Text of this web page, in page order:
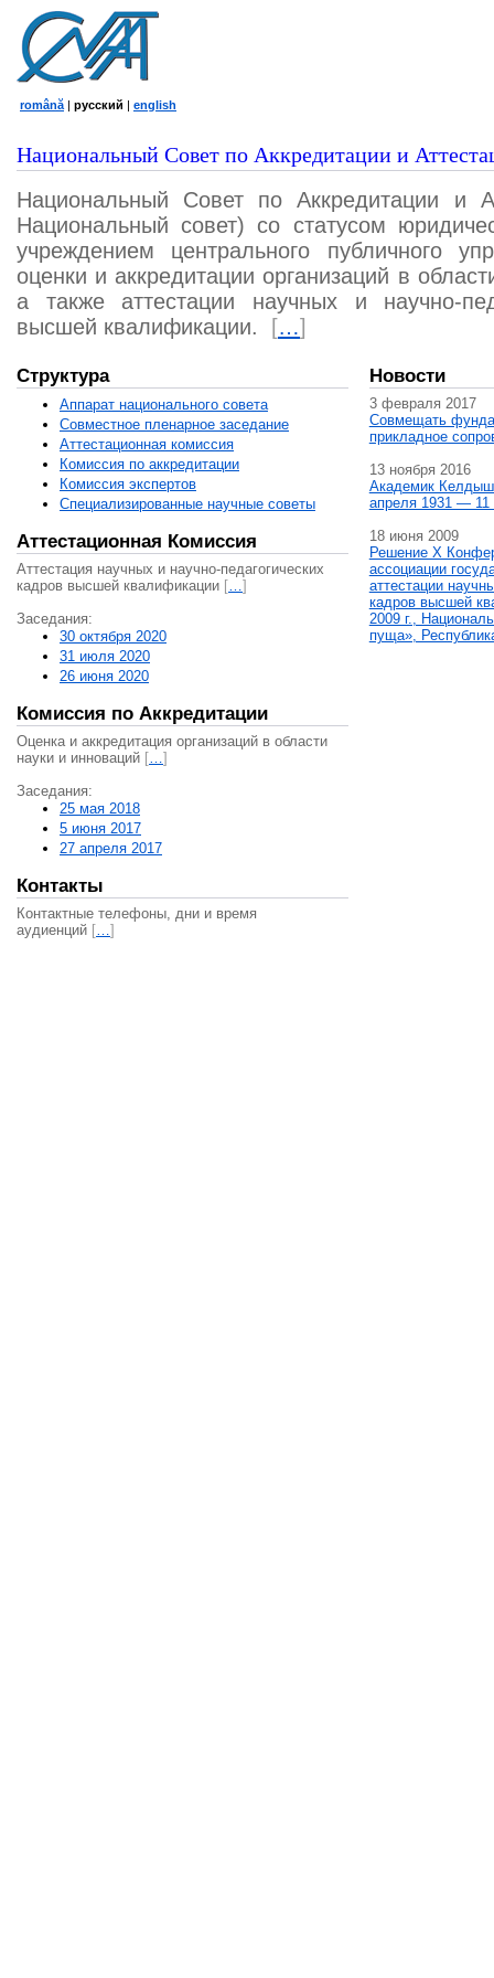
română | русский | english
Национальный Совет по Аккредитации и
Национальный Совет по Аккредитации и
Национальный совет) со статусом
учреждением центрального публичного
оценки и аккредитации организаций в
а также аттестации научных и научно-
высшей квалификации.
[…]
Структура
Аппарат национального совета
Совместное пленарное заседание
Аттестационная комисcия
Комиссия по аккредитации
Комиссия экспертов
Специализированные научные советы
Аттестационная Комиссия
Аттестация научных и научно-педагогических
кадров высшей квалификации […]
Заседания:
30 октября 2020
31 июля 2020
26 июня 2020
Комиссия по Аккредитации
Оценка и аккредитация организаций в области
науки и инноваций […]
Заседания:
25 мая 2018
5 июня 2017
27 апреля 2017
Контакты
Контактные телефоны, дни и время
аудиенций […]
Новости
3 февраля 2017
Совмещать
прикладное
13 ноября 2016
Академик
апреля 1931 — 11
18 июня 2009
Решение X
ассоциации
аттестации
кадров высшей
2009 г.,
пуща»,